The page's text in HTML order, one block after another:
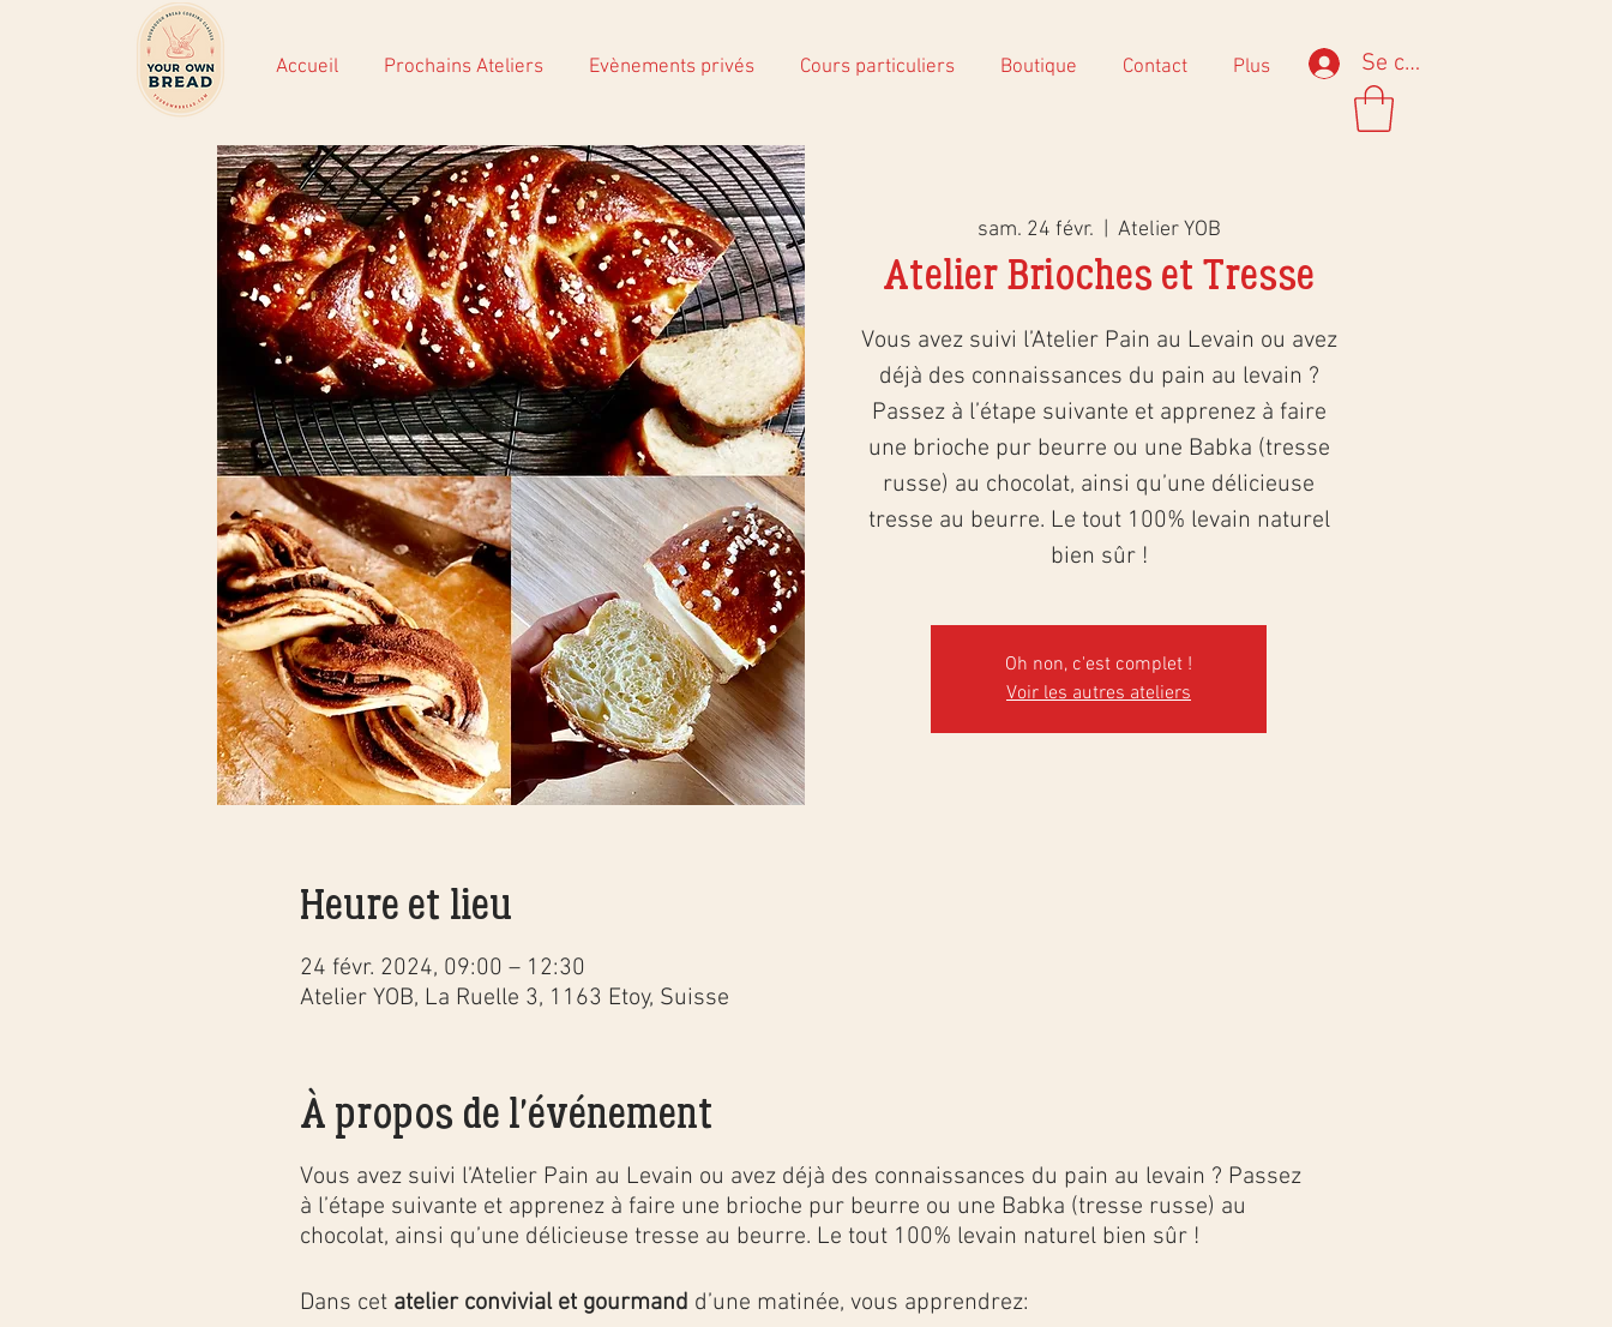
Accueil Prochains Ateliers Evènements privés Cours particuliers Boutique Contact Plus Se connecter
sam. 24 févr.
  |
Atelier YOB
Atelier Brioches et Tresse
Vous avez suivi l’Atelier Pain au Levain ou avez
déjà des connaissances du pain au levain ?
Passez à l’étape suivante et apprenez à faire
une brioche pur beurre ou une Babka (tresse
russe) au chocolat, ainsi qu’une délicieuse
tresse au beurre. Le tout 100% levain naturel
bien sûr !
Oh non, c'est complet !
Voir les autres ateliers
Heure et lieu
24 févr. 2024, 09:00 – 12:30
Atelier YOB, La Ruelle 3, 1163 Etoy, Suisse
À propos de l'événement
Vous avez suivi l’Atelier Pain au Levain ou avez déjà des connaissances du pain au levain ? Passez
à l’étape suivante et apprenez à faire une brioche pur beurre ou une Babka (tresse russe) au
chocolat, ainsi qu’une délicieuse tresse au beurre. Le tout 100% levain naturel bien sûr !
Dans cet atelier convivial et gourmand d’une matinée, vous apprendrez: